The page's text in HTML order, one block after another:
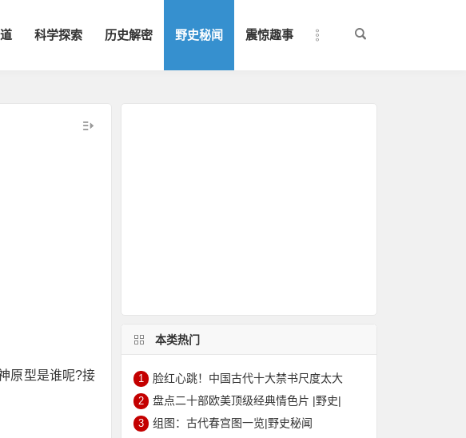
科学探索 历史解密 野史秘闻 震惊趣事
原型是谁呢?接
本类热门
1 脸红心跳！中国古代十大禁书尺度太大
2 盘点二十部欧美顶级经典情色片 |野史|
3 组图：古代春宫图一览|野史秘闻